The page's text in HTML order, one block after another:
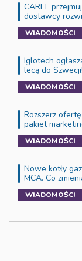
CAREL
dostawcy
WIADOMOŚCI
Iglotech
lecą do Szwecji!
WIADOMOŚCI
Rozszerz
pakiet
WIADOMOŚCI
Nowe kotły
MCA. Co
WIADOMOŚCI